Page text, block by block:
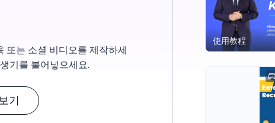
또는 소셜 비디오를 제작하세
기를 불어넣으세요.
기
使用教程